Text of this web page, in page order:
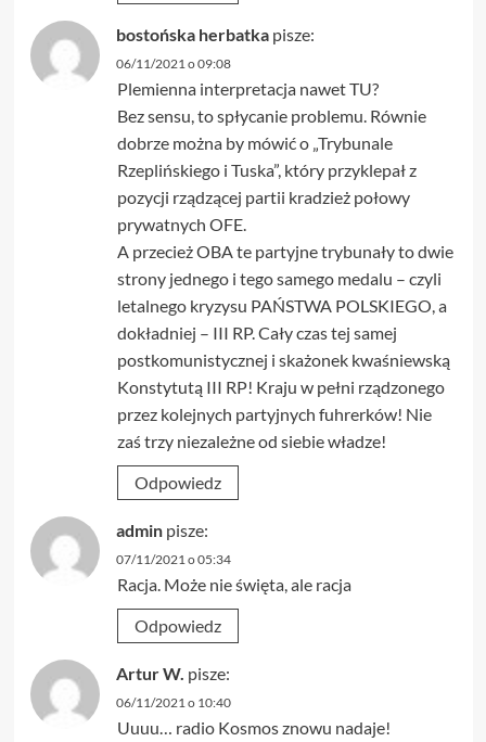
bostońska herbatka pisze:
06/11/2021 o 09:08
Plemienna interpretacja nawet TU?
Bez sensu, to spłycanie problemu. Równie
dobrze można by mówić o „Trybunale
Rzeplińskiego i Tuska”, który przyklepał z
pozycji rządzącej partii kradzież połowy
prywatnych OFE.
A przecież OBA te partyjne trybunały to dwie
strony jednego i tego samego medalu – czyli
letalnego kryzysu PAŃSTWA POLSKIEGO, a
dokładniej – III RP. Cały czas tej samej
postkomunistycznej i skażonek kwaśniewską
Konstytutą III RP! Kraju w pełni rządzonego
przez kolejnych partyjnych fuhrerków! Nie
zaś trzy niezależne od siebie władze!
Odpowiedz
admin pisze:
07/11/2021 o 05:34
Racja. Może nie święta, ale racja
Odpowiedz
Artur W. pisze:
06/11/2021 o 10:40
Uuuu… radio Kosmos znowu nadaje!